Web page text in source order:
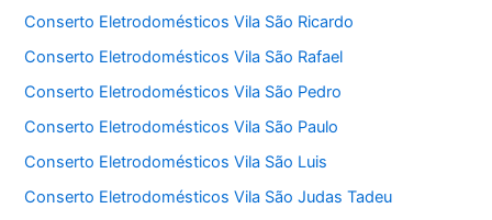
Conserto Eletrodomésticos Vila São Ricardo
Conserto Eletrodomésticos Vila São Rafael
Conserto Eletrodomésticos Vila São Pedro
Conserto Eletrodomésticos Vila São Paulo
Conserto Eletrodomésticos Vila São Luis
Conserto Eletrodomésticos Vila São Judas Tadeu